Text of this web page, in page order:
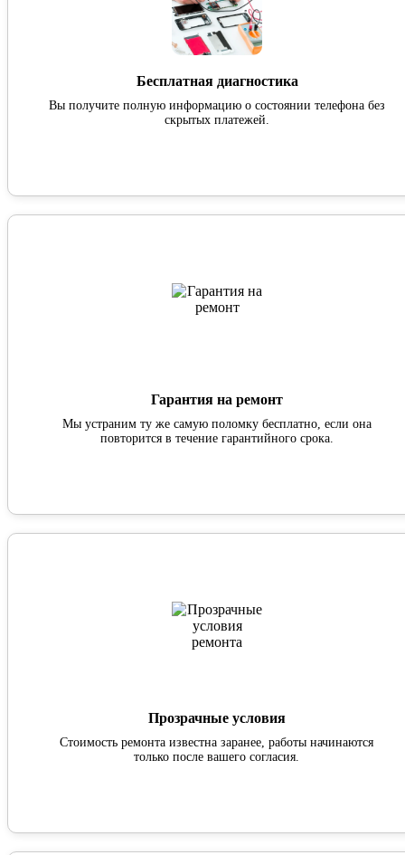
Бесплатная диагностика
Вы получите полную информацию о состоянии телефона без
скрытых платежей.
Гарантия на ремонт
Мы устраним ту же самую поломку бесплатно, если она
повторится в течение гарантийного срока.
Прозрачные условия
Стоимость ремонта известна заранее, работы начинаются
только после вашего согласия.